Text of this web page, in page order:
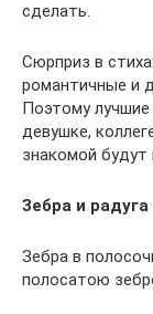
сделать.
Сюрприз в
романтичные и
Поэтому
девушке,
знакомой
Зебра и
Зебра в
полосатою